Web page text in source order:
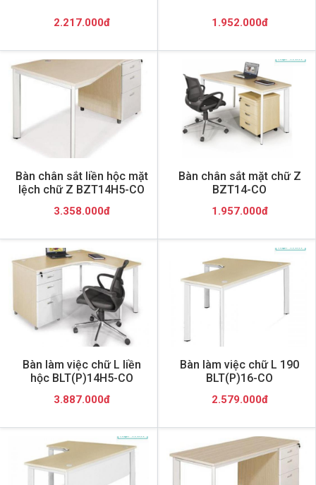
2.217.000đ 1.952.000đ
Bàn chân sắt liền hộc mặt
lệch chữ Z BZT14H5-CO
3.358.000đ
Bàn chân sắt mặt chữ Z
BZT14-CO
1.957.000đ
Bàn làm việc chữ L liền
hộc BLT(P)14H5-CO
3.887.000đ
Bàn làm việc chữ L 190
BLT(P)16-CO
2.579.000đ